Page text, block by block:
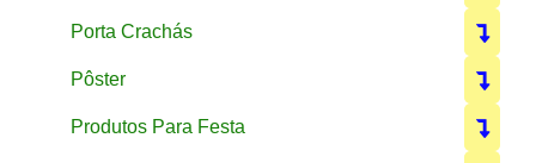
Porta Crachás
Pôster
Produtos Para Festa